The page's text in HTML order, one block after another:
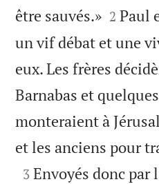
être sauvés.»
2 Paul
un vif débat et une
eux. Les frères
Barnabas et
monteraient à
et les anciens pour

3 Envoyés donc par